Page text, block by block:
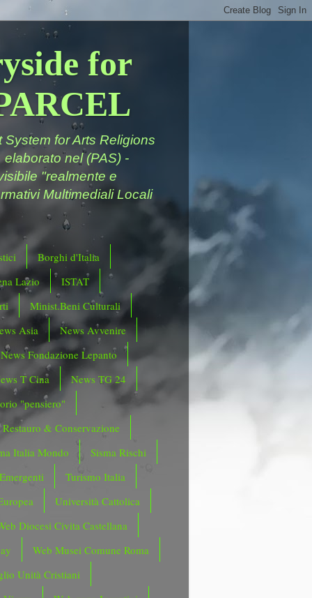
for
for Arts Religions
nel (PAS) -
"realmente e
Multimediali Locali
Borghi d'Italia
Lazio
ISTAT
Minist.Beni Culturali
Asia
News Avvenire
News Fondazione Lepanto
T Cina
News TG 24
"pensiero"
Restauro & Conservazione
Italia Mondo
Sisma Rischi
Turismo Italia
Università Cattolica
Diocesi Civita Castellana
Web Musei Comune Roma
Unità Cristiani